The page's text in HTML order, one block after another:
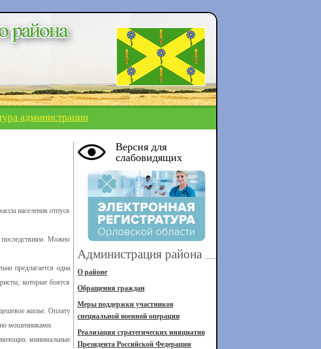
администрации
населения отпуск
последствиям. Можно
предлагается одна
которые боятся
жилье. Оплату
мошенниками.
минимальные
Версия для
слабовидящих
Администрация района
О районе
Обращения граждан
Меры поддержки участников
специальной военной операции
Реализация стратегических инициатив
Президента Российской Федерации